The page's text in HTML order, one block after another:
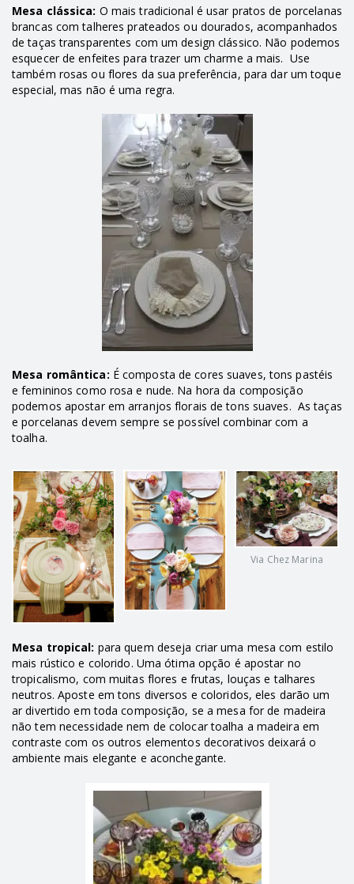
Mesa clássica: O mais tradicional é usar pratos de porcelanas
brancas com talheres prateados ou dourados, acompanhados
de taças transparentes com um design clássico. Não podemos
esquecer de enfeites para trazer um charme a mais. Use
também rosas ou flores da sua preferência, para dar um toque
especial, mas não é uma regra.
Mesa romântica: É composta de cores suaves, tons pastéis
e femininos como rosa e nude. Na hora da composição
podemos apostar em arranjos florais de tons suaves. As taças
e porcelanas devem sempre se possível combinar com a
toalha.
Via Chez Marina
Mesa tropical: para quem deseja criar uma mesa com estilo
mais rústico e colorido. Uma ótima opção é apostar no
tropicalismo, com muitas flores e frutas, louças e talhares
neutros. Aposte em tons diversos e coloridos, eles darão um
ar divertido em toda composição, se a mesa for de madeira
não tem necessidade nem de colocar toalha a madeira em
contraste com os outros elementos decorativos deixará o
ambiente mais elegante e aconchegante.